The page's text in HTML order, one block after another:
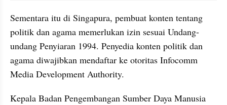
Sementara itu di Singapura, pembuat konten tentang
politik dan agama memerlukan izin sesuai Undang-
undang Penyiaran 1994. Penyedia konten politik dan
agama diwajibkan mendaftar ke otoritas Infocomm
Media Development Authority.
Kepala Badan Pengembangan Sumber Daya Manusia